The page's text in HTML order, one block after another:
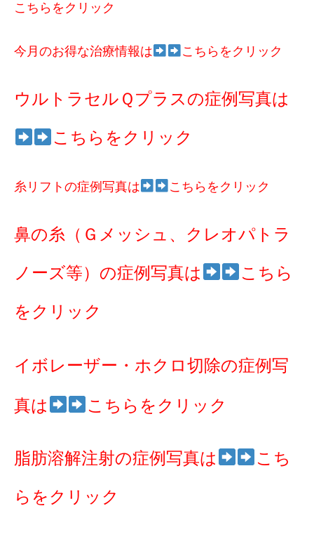
こちらをクリック
今月のお得な治療情報は こちらをクリック
ウルトラセルＱプラスの症例写真は
こちらをクリック
糸リフトの症例写真は こちらをクリック
鼻の糸（Ｇメッシュ、クレオパトラ
ノーズ等）の症例写真は こちら
をクリック
イボレーザー・ホクロ切除の症例写
真は こちらをクリック
脂肪溶解注射の症例写真は こち
らをクリック